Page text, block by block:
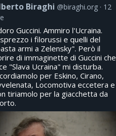
Biraghi @biraghi.org
12
Guccini. Ammiro l'Ucraina.
i filorussi e quelli del
armi a Zelensky". Però il
di immaginette di Guccini che
"Slava Ucraina" mi disturba.
per Eskino, Cirano,
Locomotiva eccetera e
tiriamolo per la giacchetta da